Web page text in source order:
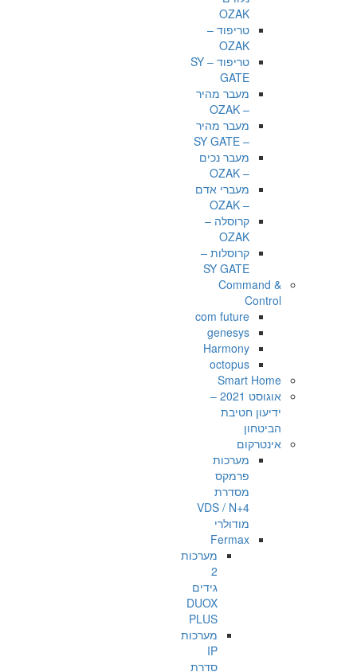
OZAK
טריפוד –
OZAK
טריפוד – SY
GATE
מעבר מהיר
– OZAK
מעבר מהיר
– SY GATE
מעבר נכים
– OZAK
מעברי אדם
– OZAK
קרוסלה –
OZAK
קרוסלות –
SY GATE
Command &
Control
com future
genesys
Harmony
octopus
Smart Home
אוגוסט 2021 –
ידיעון חטיבת
הביטחון
אינטרקום
מערכות
פרמקס
מסדרת
VDS / N+4
מודולרי
Fermax
מערכות
2
גידים
DUOX
PLUS
מערכות
IP
סדרת